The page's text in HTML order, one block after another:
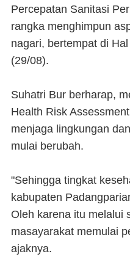
Percepatan Sanitasi
rangka menghimpun
nagari, bertempat di
(29/08).
Suhatri Bur berharap,
Health Risk
menjaga lingkungan
mulai berubah.
"Sehingga tingkat
kabupaten
Oleh karena itu melalui
masayarakat memulai
ajaknya.